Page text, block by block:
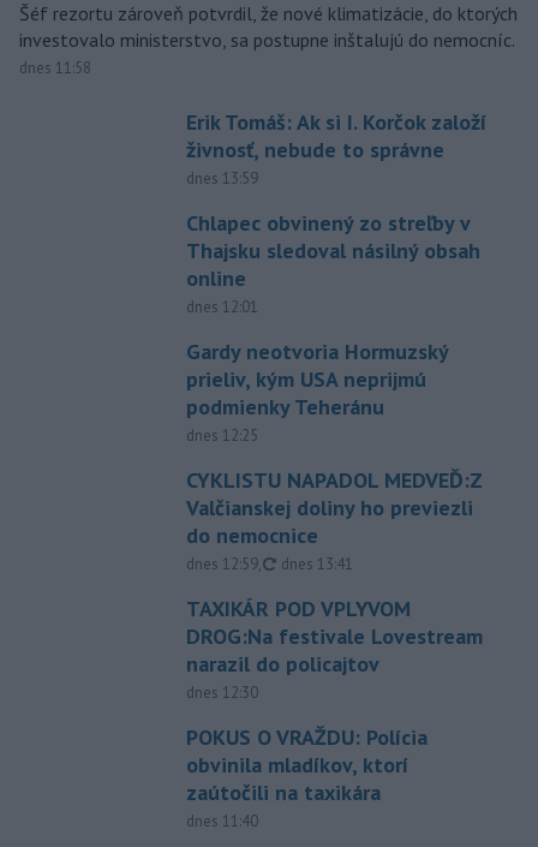
Šéf rezortu zároveň potvrdil, že nové klimatizácie, do ktorých
investovalo ministerstvo, sa postupne inštalujú do nemocníc.
dnes 11:58
Erik Tomáš: Ak si I. Korčok založí
živnosť, nebude to správne
dnes 13:59
Chlapec obvinený zo streľby v
Thajsku sledoval násilný obsah
online
dnes 12:01
Gardy neotvoria Hormuzský
prieliv, kým USA neprijmú
podmienky Teheránu
dnes 12:25
CYKLISTU NAPADOL MEDVEĎ:Z
Valčianskej doliny ho previezli
do nemocnice
dnes 12:59, aktualizované
dnes 13:41
TAXIKÁR POD VPLYVOM
DROG:Na festivale Lovestream
narazil do policajtov
dnes 12:30
POKUS O VRAŽDU: Polícia
obvinila mladíkov, ktorí
zaútočili na taxikára
dnes 11:40